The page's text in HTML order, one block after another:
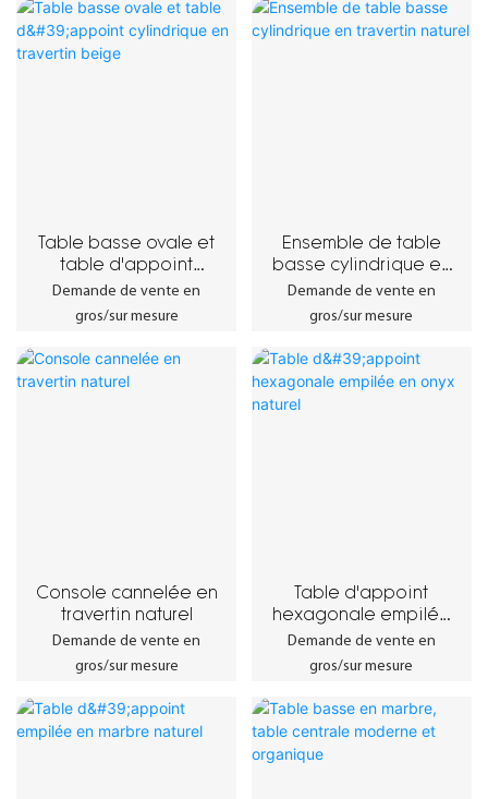
Table basse ovale et
table d'appoint
cylindrique en
travertin beige
Demande de vente en
gros/sur mesure
Ensemble de table
basse cylindrique en
travertin naturel
Demande de vente en
gros/sur mesure
Console cannelée en
travertin naturel
Demande de vente en
gros/sur mesure
Table d'appoint
hexagonale empilée
en onyx naturel
Demande de vente en
gros/sur mesure